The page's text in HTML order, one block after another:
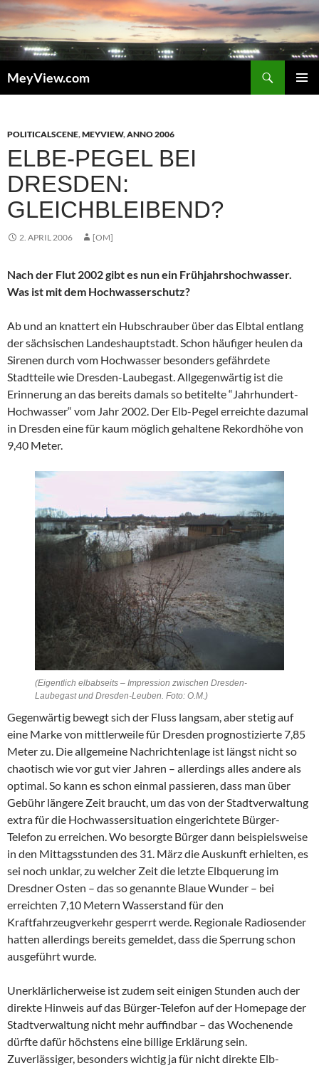
Zum
Inhalt
springen
MeyView.com
POLITICALSCENE,MEYVIEW,ANNO 2006
ELBE-PEGEL BEI
DRESDEN:
GLEICHBLEIBEND?
2. APRIL 2006 [OM]
Nach der Flut 2002 gibt es nun ein Frühjahrshochwasser.
Was ist mit dem Hochwasserschutz?
Ab und an knattert ein Hubschrauber über das Elbtal entlang
der sächsischen Landeshauptstadt. Schon häufiger heulen da
Sirenen durch vom Hochwasser besonders gefährdete
Stadtteile wie Dresden-Laubegast. Allgegenwärtig ist die
Erinnerung an das bereits damals so betitelte “Jahrhundert-
Hochwasser“ vom Jahr 2002. Der Elb-Pegel erreichte dazumal
in Dresden eine für kaum möglich gehaltene Rekordhöhe von
9,40 Meter.
(Eigentlich elbabseits – Impression zwischen Dresden-
Laubegast und Dresden-Leuben. Foto: O.M.)
Gegenwärtig bewegt sich der Fluss langsam, aber stetig auf
eine Marke von mittlerweile für Dresden prognostizierte 7,85
Meter zu. Die allgemeine Nachrichtenlage ist längst nicht so
chaotisch wie vor gut vier Jahren – allerdings alles andere als
optimal. So kann es schon einmal passieren, dass man über
Gebühr längere Zeit braucht, um das von der Stadtverwaltung
extra für die Hochwassersituation eingerichtete Bürger-
Telefon zu erreichen. Wo besorgte Bürger dann beispielsweise
in den Mittagsstunden des 31. März die Auskunft erhielten, es
sei noch unklar, zu welcher Zeit die letzte Elbquerung im
Dresdner Osten – das so genannte Blaue Wunder – bei
erreichten 7,10 Metern Wasserstand für den
Kraftfahrzeugverkehr gesperrt werde. Regionale Radiosender
hatten allerdings bereits gemeldet, dass die Sperrung schon
ausgeführt wurde.
Unerklärlicherweise ist zudem seit einigen Stunden auch der
direkte Hinweis auf das Bürger-Telefon auf der Homepage der
Stadtverwaltung nicht mehr auffindbar – das Wochenende
dürfte dafür höchstens eine billige Erklärung sein.
Zuverlässiger, besonders wichtig ja für nicht direkte Elb-